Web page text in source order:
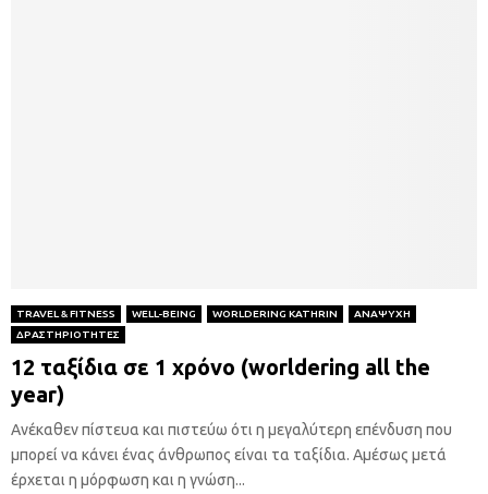
TRAVEL & FITNESS WELL-BEING WORLDERING KATHRIN
ΑΝΑΨΥΧΗ
ΔΡΑΣΤΗΡΙΟΤΗΤΕΣ
12 ταξίδια σε 1 χρόνο (worldering all the
year)
Ανέκαθεν πίστευα και πιστεύω ότι η μεγαλύτερη επένδυση που
μπορεί να κάνει ένας άνθρωπος είναι τα ταξίδια. Αμέσως μετά
έρχεται η μόρφωση και η γνώση...